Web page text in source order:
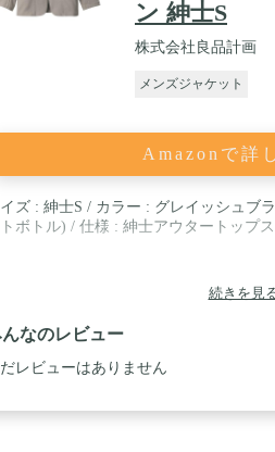
ン 紳士S
株式会社良品計画
メンズジャケット
Amazonで詳
ズ : 紳士S / カラー : グレイッシュブ
ボトル) / 仕様 : 紳士アウタートップ
続きを見
なのレビュー
レビューはありません